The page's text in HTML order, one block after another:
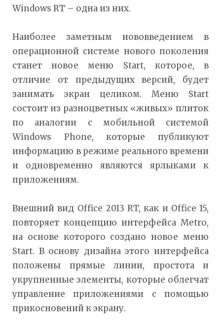
Windows RT – одна из них.
Наиболее заметным нововведением в
операционной системе нового поколения
станет новое меню Start, которое, в
отличие от предыдущих версий, будет
занимать экран целиком. Меню Start
состоит из разноцветных «живых» плиток
по аналогии с мобильной системой
Windows Phone, которые публикуют
информацию в режиме реального времени
и одновременно являются ярлыками к
приложениям.
Внешний вид Office 2013 RT, как и Office 15,
повторяет концепцию интерфейса Metro,
на основе которого создано новое меню
Start. В основу дизайна этого интерфейса
положены прямые линии, простота и
укрупненные элементы, которые облегчат
управление приложениями с помощью
прикосновений к экрану.